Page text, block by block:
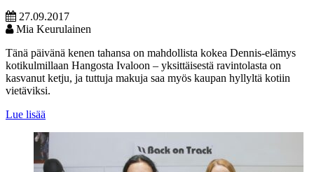
27.09.2017
Mia Keurulainen
Tänä päivänä kenen tahansa on mahdollista kokea Dennis-elämys
kotikulmillaan Hangosta Ivaloon – yksittäisestä ravintolasta on
kasvanut ketju, ja tuttuja makuja saa myös kaupan hyllyltä kotiin
vietäviksi.
Lue lisää